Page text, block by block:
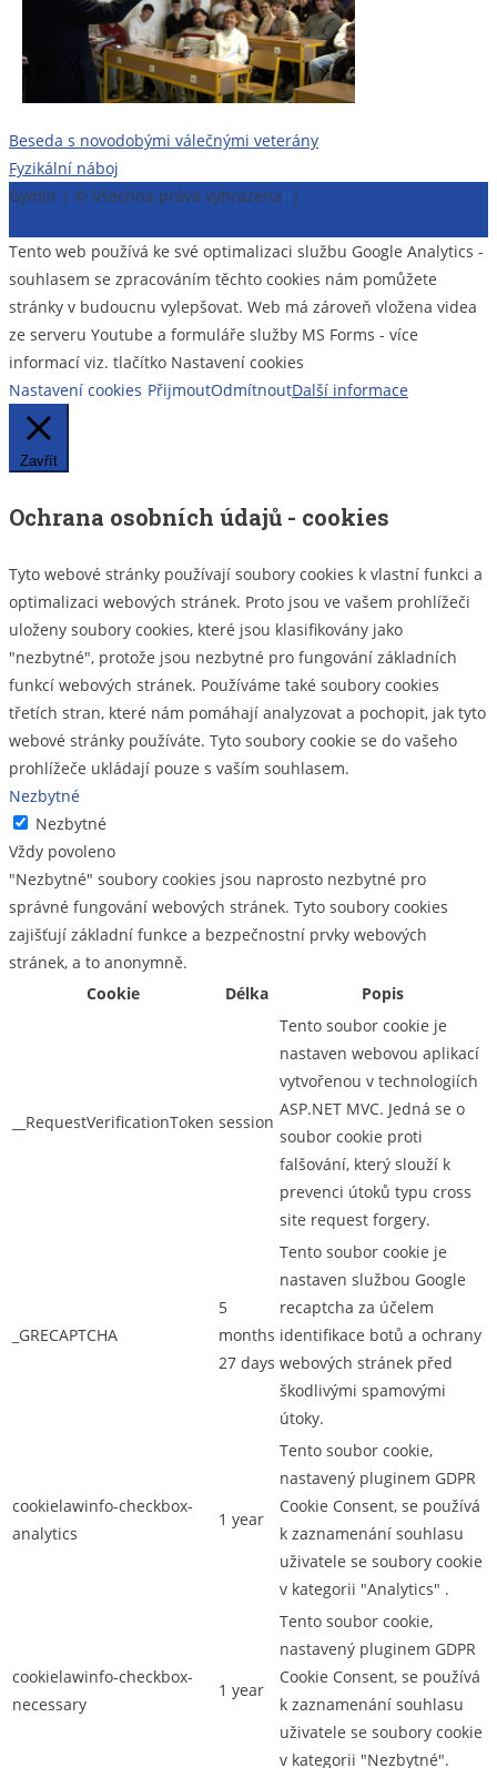
Navigace
pro
příspěvek
Beseda s novodobými válečnými veterány
Fyzikální náboj
Gymlit | © Všechna práva vyhrazena
|
Tento web používá ke své optimalizaci službu Google Analytics -
souhlasem se zpracováním těchto cookies nám pomůžete
stránky v budoucnu vylepšovat. Web má zároveň vložena videa
ze serveru Youtube a formuláře služby MS Forms - více
informací viz. tlačítko Nastavení cookies
Nastavení cookies PřijmoutOdmítnoutDalší informace
Zavřít
Ochrana osobních údajů - cookies
Tyto webové stránky používají soubory cookies k vlastní funkci a
optimalizaci webových stránek. Proto jsou ve vašem prohlížeči
uloženy soubory cookies, které jsou klasifikovány jako
"nezbytné", protože jsou nezbytné pro fungování základních
funkcí webových stránek. Používáme také soubory cookies
třetích stran, které nám pomáhají analyzovat a pochopit, jak tyto
webové stránky používáte. Tyto soubory cookie se do vašeho
prohlížeče ukládají pouze s vaším souhlasem.
Nezbytné
Nezbytné
Vždy povoleno
"Nezbytné" soubory cookies jsou naprosto nezbytné pro
správné fungování webových stránek. Tyto soubory cookies
zajišťují základní funkce a bezpečnostní prvky webových
stránek, a to anonymně.
Cookie
Délka Popis
__RequestVerificationToken session
Tento soubor cookie je
nastaven webovou aplikací
vytvořenou v technologiích
ASP.NET MVC. Jedná se o
soubor cookie proti
falšování, který slouží k
prevenci útoků typu cross
site request forgery.
_GRECAPTCHA
5
months
27 days
Tento soubor cookie je
nastaven službou Google
recaptcha za účelem
identifikace botů a ochrany
webových stránek před
škodlivými spamovými
útoky.
cookielawinfo-checkbox-
analytics
1 year
Tento soubor cookie,
nastavený pluginem GDPR
Cookie Consent, se používá
k zaznamenání souhlasu
uživatele se soubory cookie
v kategorii "Analytics" .
cookielawinfo-checkbox-
necessary
1 year
Tento soubor cookie,
nastavený pluginem GDPR
Cookie Consent, se používá
k zaznamenání souhlasu
uživatele se soubory cookie
v kategorii "Nezbytné".